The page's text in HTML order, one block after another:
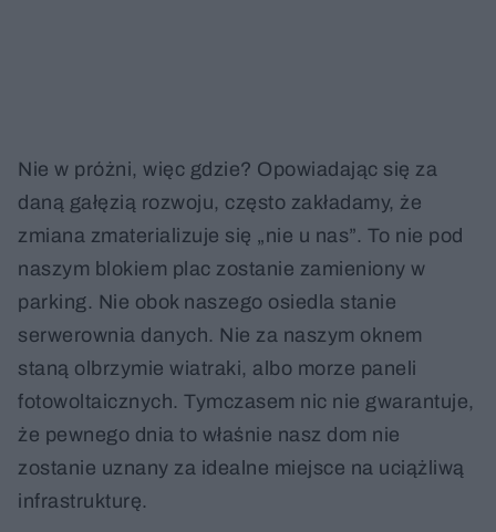
Nie w próżni, więc gdzie? Opowiadając się za
daną gałęzią rozwoju, często zakładamy, że
zmiana zmaterializuje się „nie u nas”. To nie pod
naszym blokiem plac zostanie zamieniony w
parking. Nie obok naszego osiedla stanie
serwerownia danych. Nie za naszym oknem
staną olbrzymie wiatraki, albo morze paneli
fotowoltaicznych. Tymczasem nic nie gwarantuje,
że pewnego dnia to właśnie nasz dom nie
zostanie uznany za idealne miejsce na uciążliwą
infrastrukturę.